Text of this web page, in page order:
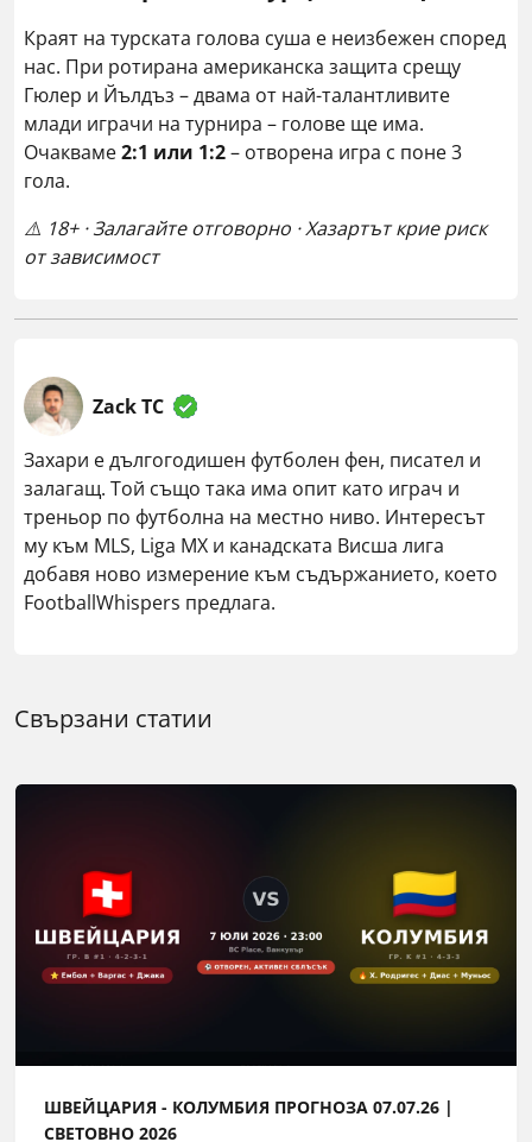
Краят на турската голова суша е неизбежен според
нас. При ротирана американска защита срещу
Гюлер и Йълдъз – двама от най-талантливите
млади играчи на турнира – голове ще има.
Очакваме2:1 или 1:2– отворена игра с поне 3
гола.
⚠️ 18+ · Залагайте отговорно · Хазартът крие риск
от зависимост
Zack TC
Захари е дългогодишен футболен фен, писател и
залагащ. Той също така има опит като играч и
треньор по футболна на местно ниво. Интересът
му към MLS, Liga MX и канадската Висша лига
добавя ново измерение към съдържанието, което
FootballWhispers предлага.
Свързани статии
ШВЕЙЦАРИЯ - КОЛУМБИЯ ПРОГНОЗА 07.07.26 |
СВЕТОВНО 2026